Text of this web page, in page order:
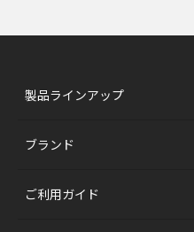
製品ラインアップ
ブランド
ご利用ガイド